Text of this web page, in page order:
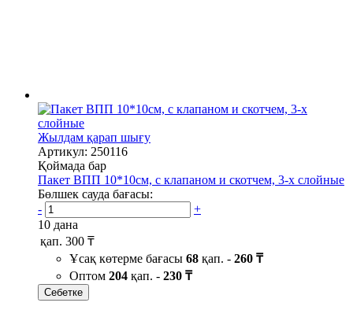
Жылдам қарап шығу
Артикул: 250116
Қоймада бар
Пакет ВПП 10*10см, с клапаном и скотчем, 3-х слойные
Бөлшек сауда бағасы:
-
+
10 дана
қап. 300 ₸
Ұсақ көтерме бағасы 68 қап. - 260 ₸
Оптом 204 қап. - 230 ₸
Себетке